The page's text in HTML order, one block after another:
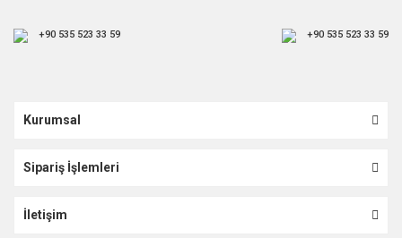
+90 535 523 33 59 +90 535 523 33 59
Kurumsal
Sipariş İşlemleri
İletişim